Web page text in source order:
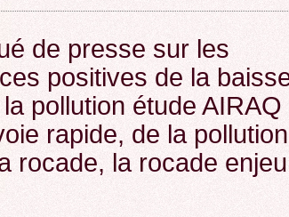
de presse sur les
positives de la
pollution étude AIRAQ
rapide, de la
rocade, la rocade enjeu